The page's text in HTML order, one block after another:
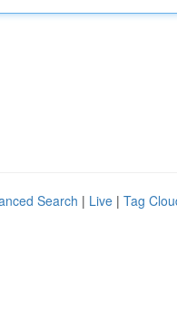
Search | Live | Tag